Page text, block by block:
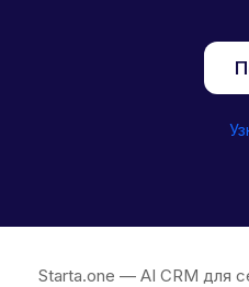
Starta.one — AI CRM для